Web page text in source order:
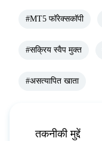
#MT5 फॉरेक्सकॉपी
#सक्रिय स्वैप मुक्त
#असत्यापित खाता
तकनीकी मुद्दें